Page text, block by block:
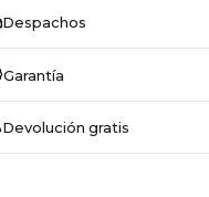
Despachos
Garantía
Devolución gratis